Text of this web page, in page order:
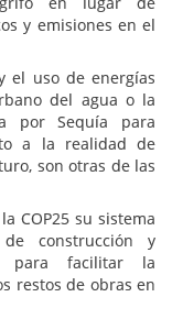
y emisiones en el
el uso de energías
del agua o la
por Sequía para
a la realidad de
son otras de las
COP25 su sistema
construcción y
para facilitar la
restos de obras en